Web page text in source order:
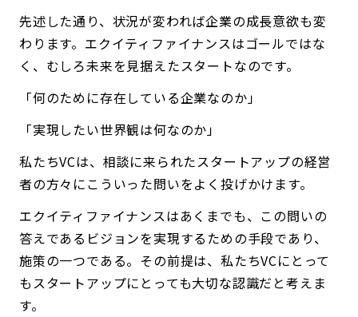
先述した通り、状況が変われば企業の成長意欲も変
わります。エクイティファイナンスはゴールではな
く、むしろ未来を見据えたスタートなのです。
「何のために存在している企業なのか」
「実現したい世界観は何なのか」
私たちVCは、相談に来られたスタートアップの経営
者の方々にこういった問いをよく投げかけます。
エクイティファイナンスはあくまでも、この問いの
答えであるビジョンを実現するための手段であり、
施策の一つである。その前提は、私たちVCにとって
もスタートアップにとっても大切な認識だと考えま
す。